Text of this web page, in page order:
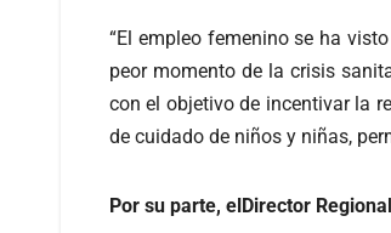
“El empleo femenino se ha
peor momento de la crisis
con el objetivo de incentivar la
de cuidado de niños y niñas,
Por su parte, elDirector